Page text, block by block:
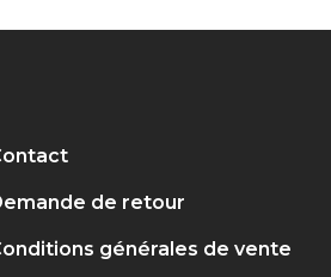
de retour
générales de vente